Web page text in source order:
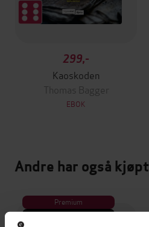
299,-
Kaoskoden
Thomas Bagger
EBOK
Andre har også kjøpt
Premium
Vinner av Rivertonprisen